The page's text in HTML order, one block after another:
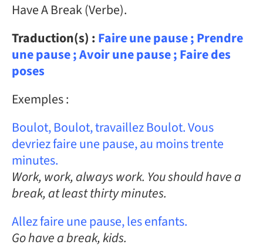
Have A Break (Verbe).
Traduction(s) :Faire une pause ; Prendre
une pause ; Avoir une pause ; Faire des
poses
Exemples :
Boulot, Boulot, travaillez Boulot. Vous
devriez faire une pause, au moins trente
minutes.
Work, work, always work. You should have a
break, at least thirty minutes.
Allez faire une pause, les enfants.
Go have a break, kids.